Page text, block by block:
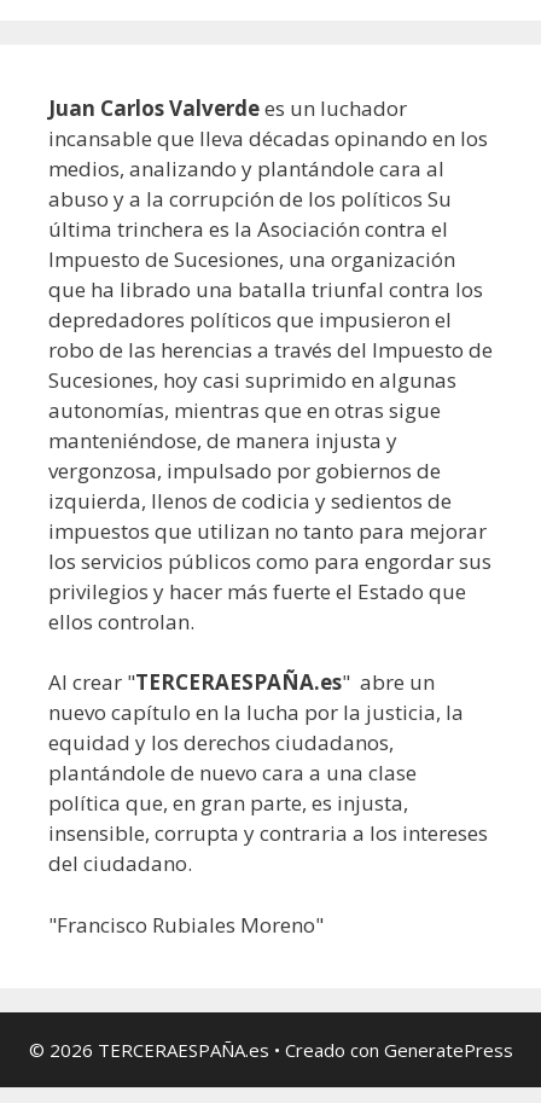
Juan Carlos Valverdees un luchador
incansable que lleva décadas opinando en los
medios, analizando y plantándole cara al
abuso y a la corrupción de los políticos Su
última trinchera es la Asociación contra el
Impuesto de Sucesiones, una organización
que ha librado una batalla triunfal contra los
depredadores políticos que impusieron el
robo de las herencias a través del Impuesto de
Sucesiones, hoy casi suprimido en algunas
autonomías, mientras que en otras sigue
manteniéndose, de manera injusta y
vergonzosa, impulsado por gobiernos de
izquierda, llenos de codicia y sedientos de
impuestos que utilizan no tanto para mejorar
los servicios públicos como para engordar sus
privilegios y hacer más fuerte el Estado que
ellos controlan.
Al crear "TERCERAESPAÑA.es" abre un
nuevo capítulo en la lucha por la justicia, la
equidad y los derechos ciudadanos,
plantándole de nuevo cara a una clase
política que, en gran parte, es injusta,
insensible, corrupta y contraria a los intereses
del ciudadano.
"Francisco Rubiales Moreno"
© 2026 TERCERAESPAÑA.es • Creado con GeneratePress